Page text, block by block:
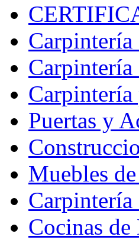
Carpintería
Carpintería
Puertas y
Muebles
Cocinas de